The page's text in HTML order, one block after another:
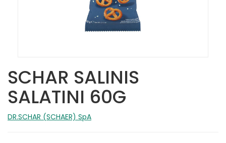
SCHAR SALINIS
SALATINI 60G
DR.SCHAR (SCHAER) SpA